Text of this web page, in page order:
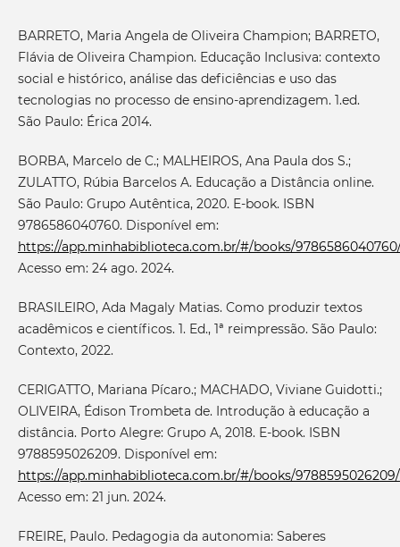
BARRETO, Maria Angela de Oliveira Champion; BARRETO,
Flávia de Oliveira Champion. Educação Inclusiva: contexto
social e histórico, análise das deficiências e uso das
tecnologias no processo de ensino-aprendizagem. 1.ed.
São Paulo: Érica 2014.
BORBA, Marcelo de C.; MALHEIROS, Ana Paula dos S.;
ZULATTO, Rúbia Barcelos A. Educação a Distância online.
São Paulo: Grupo Autêntica, 2020. E-book. ISBN
9786586040760. Disponível em:
https://app.minhabiblioteca.com.br/#/books/9786586040760/
Acesso em: 24 ago. 2024.
BRASILEIRO, Ada Magaly Matias. Como produzir textos
acadêmicos e científicos. 1. Ed., 1ª reimpressão. São Paulo:
Contexto, 2022.
CERIGATTO, Mariana Pícaro.; MACHADO, Viviane Guidotti.;
OLIVEIRA, Édison Trombeta de. Introdução à educação a
distância. Porto Alegre: Grupo A, 2018. E-book. ISBN
9788595026209. Disponível em:
https://app.minhabiblioteca.com.br/#/books/9788595026209/
Acesso em: 21 jun. 2024.
FREIRE, Paulo. Pedagogia da autonomia: Saberes